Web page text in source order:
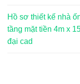
Hồ sơ thiết kế nhà
tầng mặt tiền 4m x
đại cad